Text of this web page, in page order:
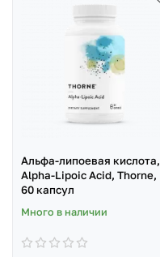
Альфа-липоевая кислота,
Alpha-Lipoic Acid, Thorne,
60 капсул
Много в наличии